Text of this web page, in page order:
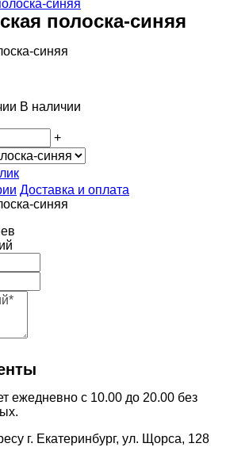
полоска-синяя
синяя
В наличии
+
Доставка и оплата
синяя
ежедневно с 10.00 до 20.00 без
г. Екатеринбург, ул. Щорса, 128